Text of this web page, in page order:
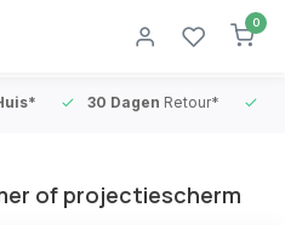
0
30 Dagen Retour*
of projectiescherm